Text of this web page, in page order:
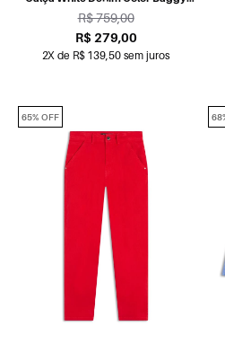
Branco
R$ 759,00
R$ 279,00
2X de R$ 139,50 sem juros
65% OFF